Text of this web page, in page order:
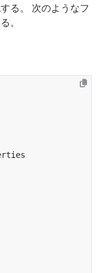
る。 次のようなフ
。